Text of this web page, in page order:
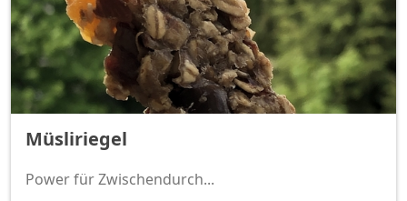
Müsliriegel
Power für Zwischendurch...